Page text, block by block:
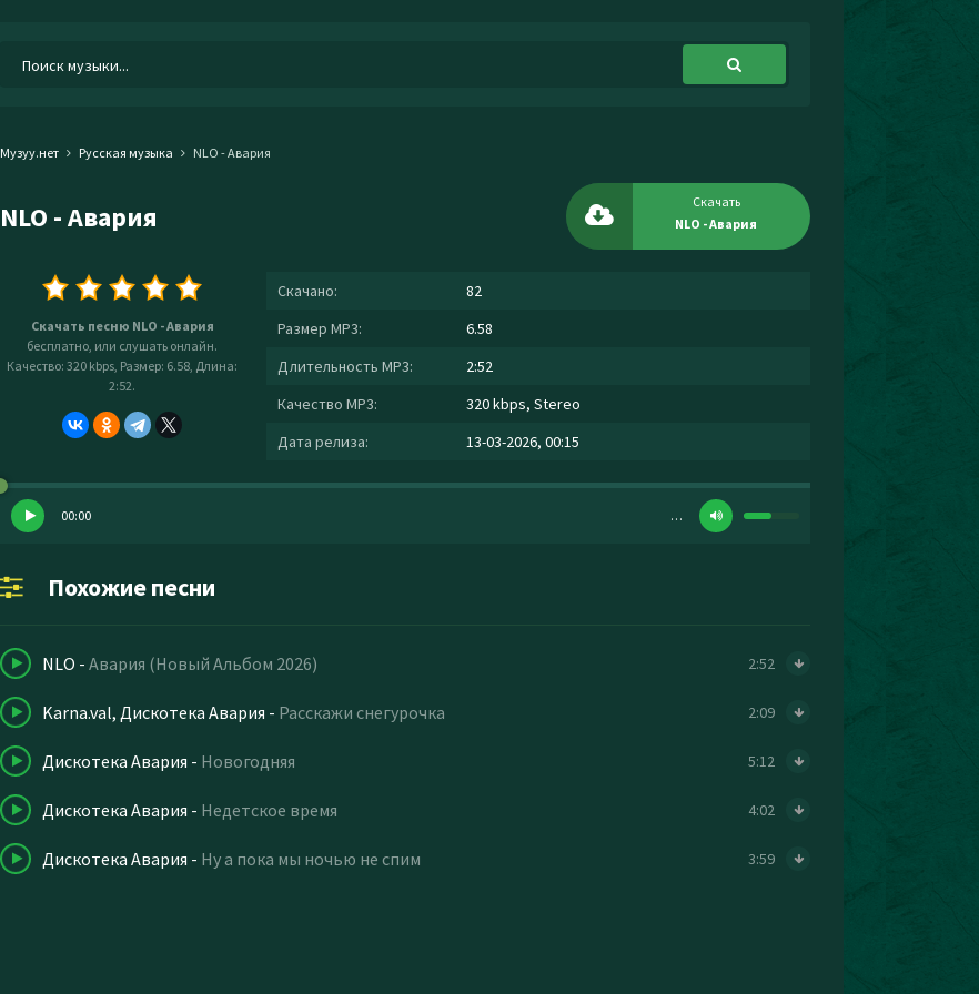
Музуу.нет Русская музыка NLO - Авария
NLO - Авария
Скачать
NLO - Авария
Скачать песню NLO - Авария
бесплатно, или слушать онлайн.
Качество: 320 kbps, Размер: 6.58, Длина:
2:52.
Скачано:
82
Размер MP3:
6.58
Длительность MP3:
2:52
Качество MP3:
320 kbps, Stereo
Дата релиза:
13-03-2026, 00:15
00:00 …
Похожие песни
NLO - Авария (Новый Альбом 2026) 2:52
Karna.val, Дискотека Авария - Расскажи снегурочка 2:09
Дискотека Авария - Новогодняя 5:12
Дискотека Авария - Недетское время 4:02
Дискотека Авария - Ну а пока мы ночью не спим 3:59